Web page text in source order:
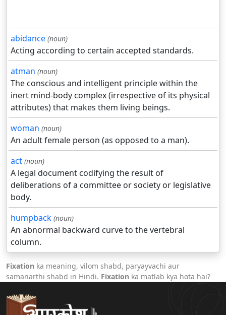
abidance (noun)
Acting according to certain accepted standards.
atman (noun)
The conscious and intelligent principle within the
inert mind-body complex (irrespective of its physical
attributes) that makes them living beings.
woman (noun)
An adult female person (as opposed to a man).
act (noun)
A legal document codifying the result of
deliberations of a committee or society or legislative
body.
humpback (noun)
An abnormal backward curve to the vertebral
column.
Fixation ka meaning, vilom shabd, paryayvachi aur
samanarthi shabd in Hindi. Fixation ka matlab kya hota hai?